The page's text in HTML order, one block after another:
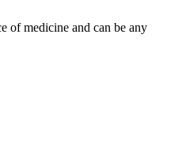
of medicine and can be any